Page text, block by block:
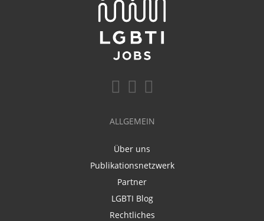
ALLGEMEIN
Über uns
Publikationsnetzwerk
Partner
LGBTI Blog
Rechtliches